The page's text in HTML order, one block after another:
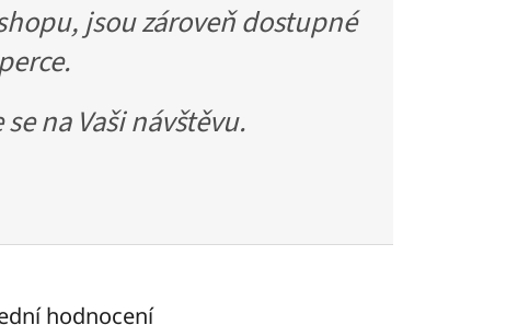
jsou zároveň dostupné
na Vaši návštěvu.
hodnocení